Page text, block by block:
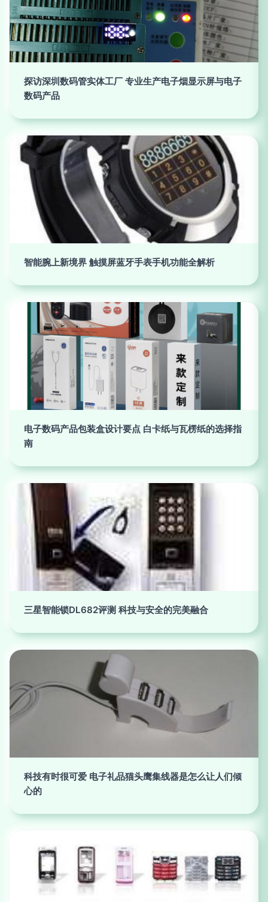
探访深圳数码管实体工厂 专业生产电子烟显示屏与电子
数码产品
智能腕上新境界 触摸屏蓝牙手表手机功能全解析
电子数码产品包装盒设计要点 白卡纸与瓦楞纸的选择指
南
三星智能锁DL682评测 科技与安全的完美融合
科技有时很可爱 电子礼品猫头鹰集线器是怎么让人们倾
心的